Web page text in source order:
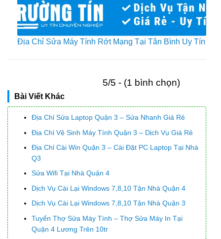
Địa Chỉ Sửa Máy Tính Rớt Mạng Tại Tân Bình Uy Tín
5/5 - (1 bình chọn)
Bài Viết Khác
Địa Chỉ Sửa Laptop Quận 3 – Sửa Nhanh Giá Rẻ
Địa Chỉ Vệ Sinh Máy Tính Quận 3 – Dịch Vụ Giá Rẻ
Địa Chỉ Cài Win Quận 3 – Cài Đặt PC Laptop Tại Nhà
Q3
Sửa Wifi Tại Nhà Quận 4
Dịch Vụ Cài Lại Windows 7,8,10 Tận Nhà Quận 4
Dịch Vụ Cài Lại Windows 7,8,10 Tận Nhà Quận 3
Tuyển Thợ Sửa Máy Tính – Thợ Sửa Máy In Tại
Quận 4 Lương Trên 10tr